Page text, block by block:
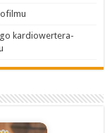
kardiowertera-